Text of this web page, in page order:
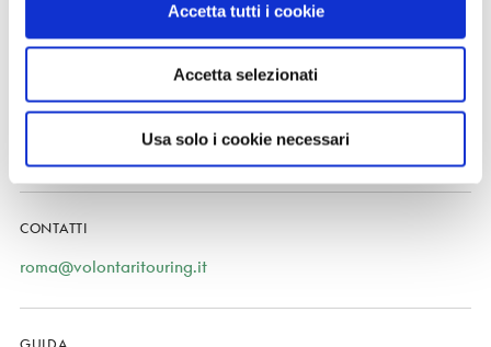
Accetta tutti i cookie
Accetta selezionati
Usa solo i cookie necessari
In dipendenza dagli itinerari proposti
ORGANIZZATORE
CONTATTI
roma@volontaritouring.it